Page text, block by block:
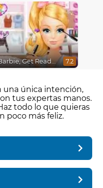
Barbie, Get Ready With Me 7.2
una única intención,
tus expertas manos.
todo lo que quieras
poco más feliz.